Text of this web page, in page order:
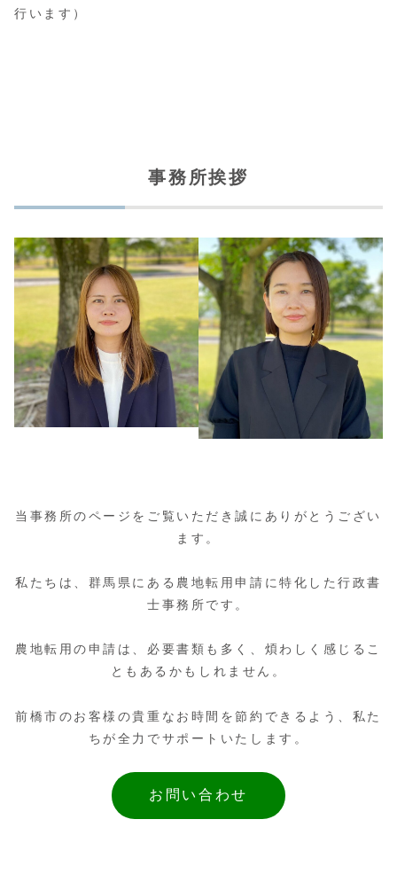
行います）
事務所挨拶
当事務所のページをご覧いただき誠にありがとうござい
ます。
私たちは、群馬県にある農地転用申請に特化した行政書
士事務所です。
農地転用の申請は、必要書類も多く、煩わしく感じるこ
ともあるかもしれません。
前橋市のお客様の貴重なお時間を節約できるよう、私た
ちが全力でサポートいたします。
お問い合わせ